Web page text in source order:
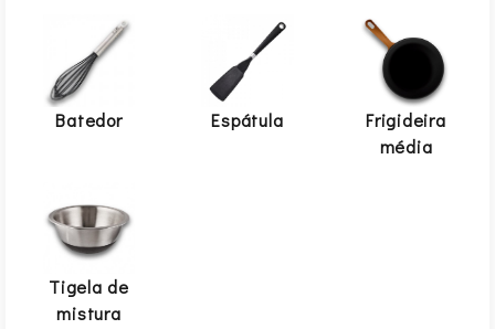
Batedor Espátula
Frigideira
média
Tigela de
mistura